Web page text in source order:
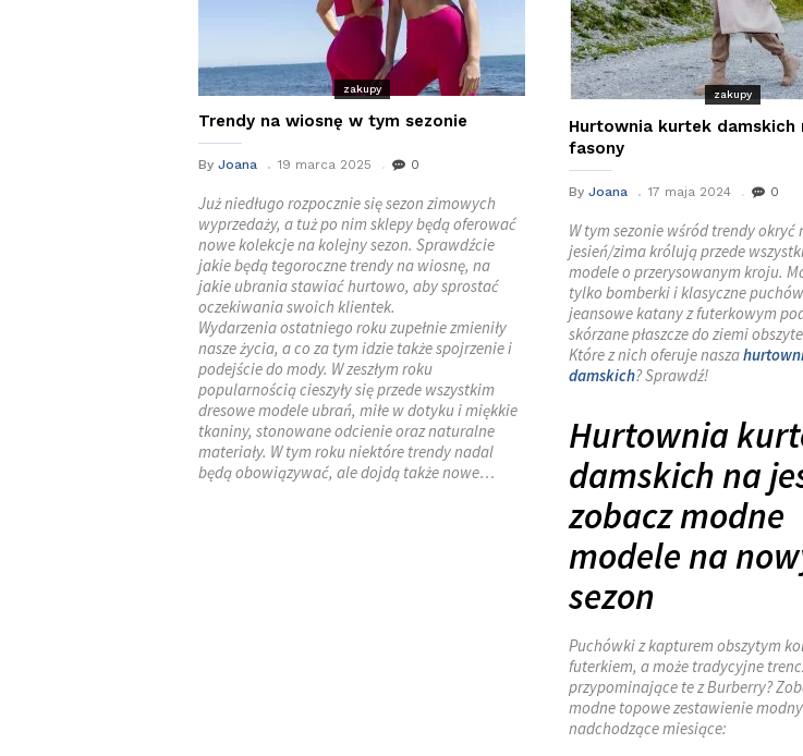
zakupy
Trendy na wiosnę w tym sezonie
By Joana 19 marca 2025 0
Już niedługo rozpocznie się sezon zimowych
wyprzedaży, a tuż po nim sklepy będą oferować
nowe kolekcje na kolejny sezon. Sprawdźcie
jakie będą tegoroczne trendy na wiosnę, na
jakie ubrania stawiać hurtowo, aby sprostać
oczekiwania swoich klientek.
Wydarzenia ostatniego roku zupełnie zmieniły
nasze życia, a co za tym idzie także spojrzenie i
podejście do mody. W zeszłym roku
popularnością cieszyły się przede wszystkim
dresowe modele ubrań, miłe w dotyku i miękkie
tkaniny, stonowane odcienie oraz naturalne
materiały. W tym roku niektóre trendy nadal
będą obowiązywać, ale dojdą także nowe…
zakupy
Hurtownia kurtek damskich
fasony
By Joana 17 maja 2024 0
W tym sezonie wśród trendy okryć
jesień/zima królują przede
modele o przerysowanym kroju.
tylko bomberki i klasyczne
jeansowe katany z futerkowym
skórzane płaszcze do ziemi
Które z nich oferuje nasza
damskich? Sprawdź!
Hurtownia
damskich na
zobacz modne
modele na
sezon
Puchówki z kapturem obszytym
futerkiem, a może tradycyjne
przypominające te z Burberry?
modne topowe zestawienie
nadchodzące miesiące: